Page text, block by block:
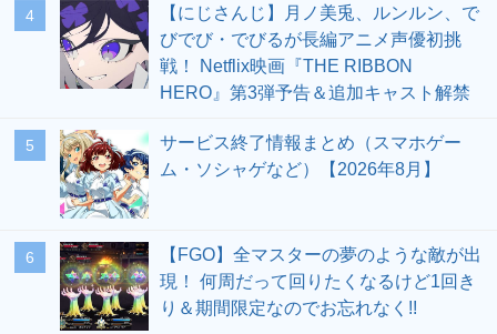
4
【にじさんじ】月ノ美兎、ルンルン、で
びでび・でびるが長編アニメ声優初挑
戦！ Netflix映画『THE RIBBON
HERO』第3弾予告＆追加キャスト解禁
5
サービス終了情報まとめ（スマホゲー
ム・ソシャゲなど）【2026年8月】
6
【FGO】全マスターの夢のような敵が出
現！ 何周だって回りたくなるけど1回き
り＆期間限定なのでお忘れなく!!